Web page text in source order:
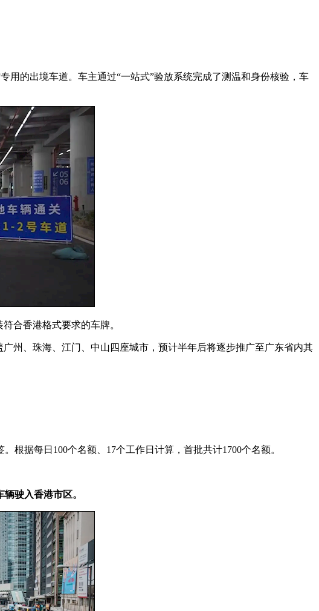
用的出境车道。车主通过“一站式”验放系统完成了测温和身份核验，车
合香港格式要求的车牌。
州、珠海、江门、中山四座城市，预计半年后将逐步推广至广东省内其
根据每日100个名额、17个工作日计算，首批共计1700个名额。
驶入香港市区。